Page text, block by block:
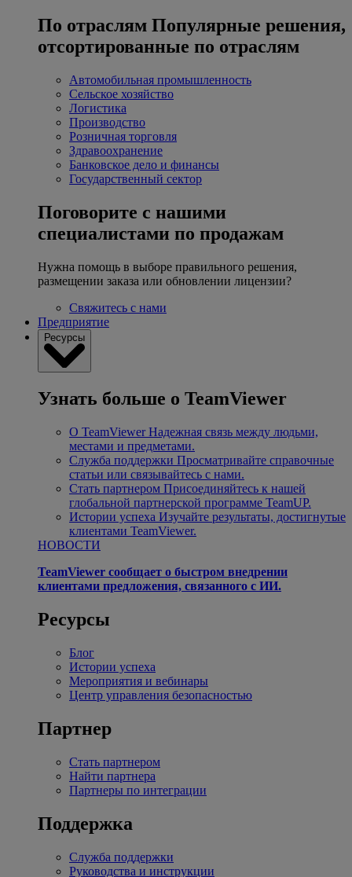
По отраслям Популярные решения,
отсортированные по отраслям
Автомобильная промышленность
Сельское хозяйство
Логистика
Производство
Розничная торговля
Здравоохранение
Банковское дело и финансы
Государственный сектор
Поговорите с нашими
специалистами по продажам
Нужна помощь в выборе правильного решения,
размещении заказа или обновлении лицензии?
Свяжитесь с нами
Предприятие
Ресурсы
Узнать больше о TeamViewer
О TeamViewer Надежная связь между людьми,
местами и предметами.
Служба поддержки Просматривайте справочные
статьи или связывайтесь с нами.
Стать партнером Присоединяйтесь к нашей
глобальной партнерской программе TeamUP.
Истории успеха Изучайте результаты, достигнутые
клиентами TeamViewer.
НОВОСТИ
TeamViewer сообщает о быстром внедрении
клиентами предложения, связанного с ИИ.
Ресурсы
Блог
Истории успеха
Мероприятия и вебинары
Центр управления безопасностью
Партнер
Стать партнером
Найти партнера
Партнеры по интеграции
Поддержка
Служба поддержки
Руководства и инструкции